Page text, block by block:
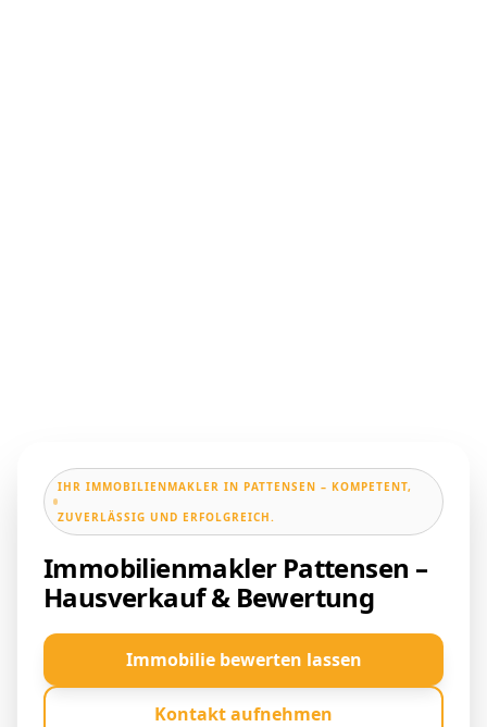
IHR IMMOBILIENMAKLER IN PATTENSEN – KOMPETENT,
ZUVERLÄSSIG UND ERFOLGREICH.
Immobilienmakler Pattensen –
Hausverkauf & Bewertung
Immobilie bewerten lassen
Kontakt aufnehmen